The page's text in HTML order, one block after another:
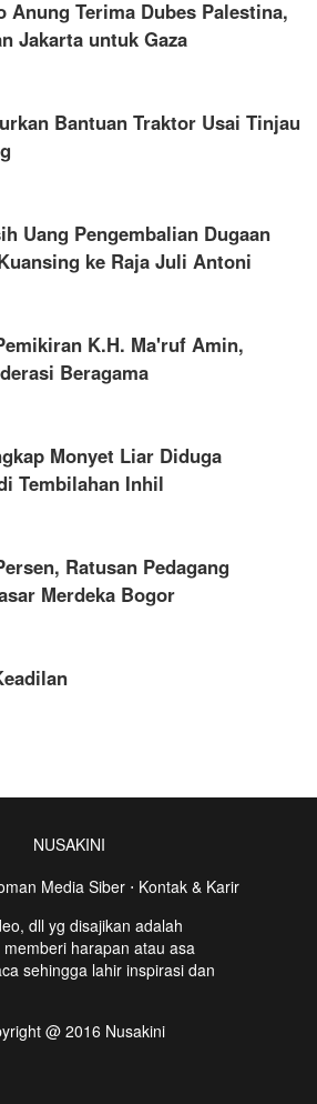
Anung Terima Dubes Palestina,
Jakarta untuk Gaza
Bantuan Traktor Usai Tinjau
Uang Pengembalian Dugaan
ke Raja Juli Antoni
K.H. Ma'ruf Amin,
Beragama
Monyet Liar Diduga
Tembilahan Inhil
Ratusan Pedagang
Merdeka Bogor
NUSAKINI
Media Siber⋅ Kontak & Karir
dll yg disajikan adalah
harapan atau asa
sehingga lahir inspirasi dan
@ 2016 Nusakini